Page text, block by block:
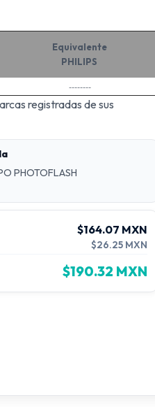
Equivalente
PHILIPS
--------
registradas de sus
PHOTOFLASH
$164.07 MXN
$26.25 MXN
$190.32 MXN